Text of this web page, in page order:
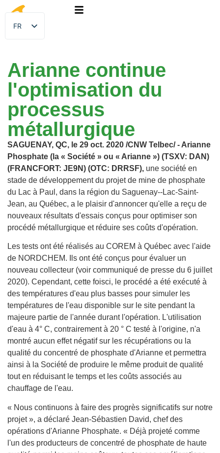
FR
EN
Arianne continue
l'optimisation du
processus
métallurgique
SAGUENAY, QC, le 29 oct. 2020 /CNW Telbec/ - Arianne
Phosphate (la « Société » ou « Arianne ») (TSXV: DAN)
(FRANCFORT: JE9N) (OTC: DRRSF), une société en
stade de développement du projet de mine de phosphate
du Lac à Paul, dans la région du Saguenay--Lac-Saint-
Jean, au Québec, a le plaisir d'annoncer qu'elle a reçu de
nouveaux résultats d'essais conçus pour optimiser son
procédé métallurgique et réduire ses coûts d'opération.
Les tests ont été réalisés au COREM à Québec avec l'aide
de NORDCHEM. Ils ont été conçus pour évaluer un
nouveau collecteur (voir communiqué de presse du 6 juillet
2020). Cependant, cette foisci, le procédé a été exécuté à
des températures d'eau plus basses pour simuler les
températures de l'eau disponible sur le site pendant la
majeure partie de l'année durant l'opération. L'utilisation
d'eau à 4° C, contrairement à 20 ° C testé à l'origine, n'a
montré aucun effet négatif sur les récupérations ou la
qualité du concentré de phosphate d'Arianne et permettra
ainsi à la Société de produire le même produit de qualité
tout en réduisant le temps et les coûts associés au
chauffage de l'eau.
« Nous continuons à faire des progrès significatifs sur notre
projet », a déclaré Jean-Sébastien David, chef des
opérations d'Arianne Phosphate. « Déjà projeté comme
l'un des producteurs de concentré de phosphate de haute